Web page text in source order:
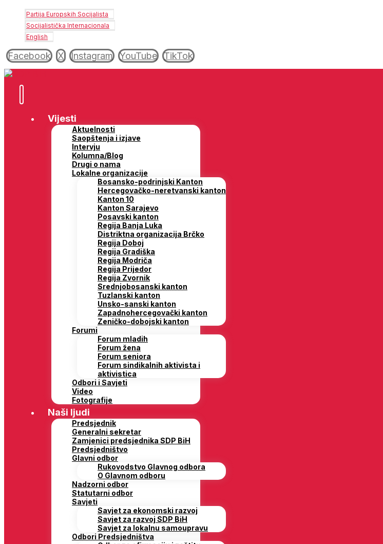
Partija Europskih Socijalista
Socijalistička Internacionala
English
Facebook X Instagram YouTube TikTok
Vijesti
Aktuelnosti
Saopštenja i izjave
Intervju
Kolumna/Blog
Drugi o nama
Lokalne organizacije
Bosansko-podrinjski Kanton
Hercegovačko-neretvanski kanton
Kanton 10
Kanton Sarajevo
Posavski kanton
Regija Banja Luka
Distriktna organizacija Brčko
Regija Doboj
Regija Gradiška
Regija Modriča
Regija Prijedor
Regija Zvornik
Srednjobosanski kanton
Tuzlanski kanton
Unsko-sanski kanton
Zapadnohercegovački kanton
Zeničko-dobojski kanton
Forumi
Forum mladih
Forum žena
Forum seniora
Forum sindikalnih aktivista i
aktivistica
Odbori i Savjeti
Video
Fotografije
Naši ljudi
Predsjednik
Generalni sekretar
Zamjenici predsjednika SDP BiH
Predsjedništvo
Glavni odbor
Rukovodstvo Glavnog odbora
O Glavnom odboru
Nadzorni odbor
Statutarni odbor
Savjeti
Savjet za ekonomski razvoj
Savjet za razvoj SDP BiH
Savjet za lokalnu samoupravu
Odbori Predsjedništva